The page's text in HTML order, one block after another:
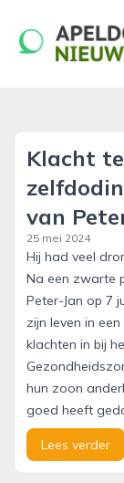
Klacht
van
25 mei 2024
Hij had veel
Na een zwarte
Peter-Jan op 7
zijn leven in
klachten in bij
hun zoon
goed heeft
Lees verder